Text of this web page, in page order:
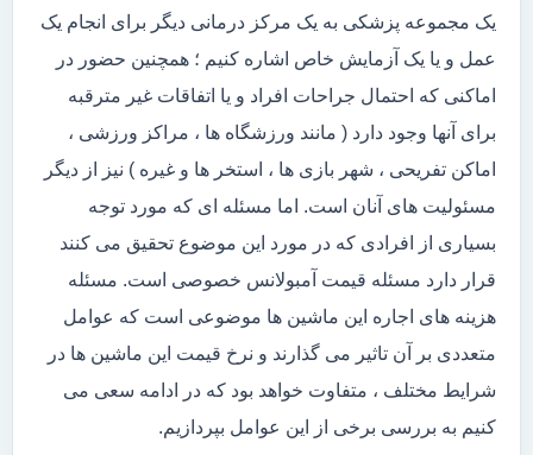
یک مجموعه پزشکی به یک مرکز درمانی دیگر برای انجام یک
عمل و یا یک آزمایش خاص اشاره کنیم ؛ همچنین حضور در
اماکنی که احتمال جراحات افراد و یا اتفاقات غیر مترقبه
برای آنها وجود دارد ( مانند ورزشگاه ها ، مراکز ورزشی ،
اماکن تفریحی ، شهر بازی ها ، استخر ها و غیره ) نیز از دیگر
مسئولیت های آنان است. اما مسئله ای که مورد توجه
بسیاری از افرادی که در مورد این موضوع تحقیق می کنند
قرار دارد مسئله قیمت آمبولانس خصوصی است. مسئله
هزینه های اجاره این ماشین ها موضوعی است که عوامل
متعددی بر آن تاثیر می گذارند و نرخ قیمت این ماشین ها در
شرایط مختلف ، متفاوت خواهد بود که در ادامه سعی می
کنیم به بررسی برخی از این عوامل بپردازیم.